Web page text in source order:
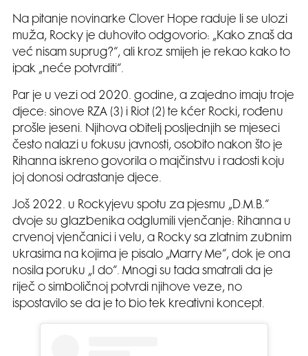
Na pitanje novinarke Clover Hope raduje li se ulozi
muža, Rocky je duhovito odgovorio: „Kako znaš da
već nisam suprug?“, ali kroz smijeh je rekao kako to
ipak „neće potvrditi“.
Par je u vezi od 2020. godine, a zajedno imaju troje
djece: sinove RZA (3) i Riot (2) te kćer Rocki, rođenu
prošle jeseni. Njihova obitelj posljednjih se mjeseci
često nalazi u fokusu javnosti, osobito nakon što je
Rihanna iskreno govorila o majčinstvu i radosti koju
joj donosi odrastanje djece.
Još 2022. u Rockyjevu spotu za pjesmu „D.M.B.“
dvoje su glazbenika odglumili vjenčanje: Rihanna u
crvenoj vjenčanici i velu, a Rocky sa zlatnim zubnim
ukrasima na kojima je pisalo „Marry Me“, dok je ona
nosila poruku „I do“. Mnogi su tada smatrali da je
riječ o simboličnoj potvrdi njihove veze, no
ispostavilo se da je to bio tek kreativni koncept.